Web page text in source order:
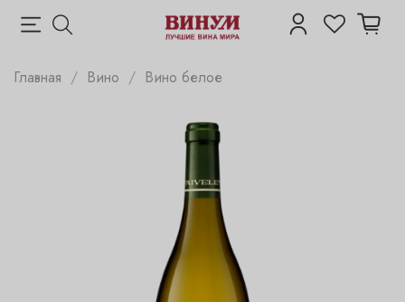
Главная Вино Вино белое